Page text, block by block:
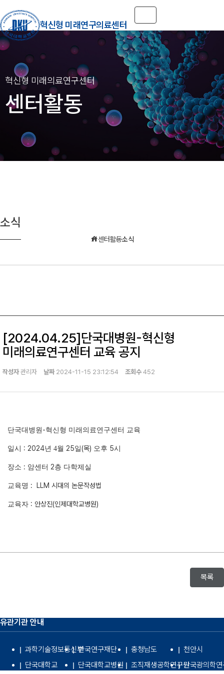
Toggle navigation
혁신형 미래연구의료센터
센터활동
센터활동소식
소식
[2024.04.25]단국대병원-혁신형
미래의료연구센터 교육 공지
작성자관리자 날짜 2024-11-15 23:12:54 조회수 452
단국대병원 -혁신형 미래의료연구센터 교육
일시 : 2024년 4월 25일(목) 오후 5시
장소 : 암센터 2층 다학제실
교육명 : LLM 시대의 논문작성법
교육자 : 안상진(인제대학교병원)
목록
유관기관 안내
과학기술정보통신부한국연구재단 충청남도
천안시
단국대학교
단국대학교병원 조직재생공학연구원단국광의학